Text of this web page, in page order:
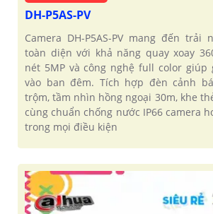
DH-P5AS-PV
Camera DH-P5AS-PV mang đến trải
toàn diện với khả năng quay xoay
nét 5MP và công nghệ full color giúp
vào ban đêm. Tích hợp đèn cảnh
trộm, tầm nhìn hồng ngoại 30m, khe
cùng chuẩn chống nước IP66 camera
trong mọi điều kiện